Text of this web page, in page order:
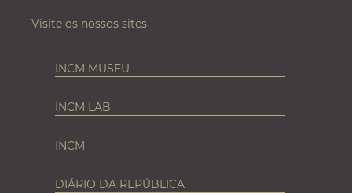
Visite os nossos sites
INCM MUSEU
INCM LAB
INCM
DIÁRIO DA REPÚBLICA